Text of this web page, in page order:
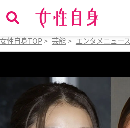
女性自身TOP > 芸能 > エンタメニュース